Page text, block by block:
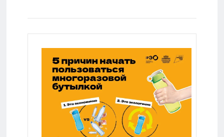
жизни: Lenta.ru